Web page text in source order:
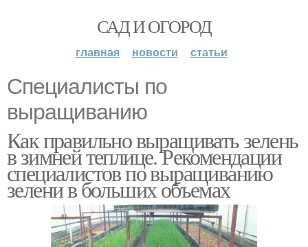
САД И ОГОРОД
главная новости статьи
Специалисты по
выращиванию
Как правильно выращивать зелень
в зимней теплице. Рекомендации
специалистов по выращиванию
зелени в больших объемах